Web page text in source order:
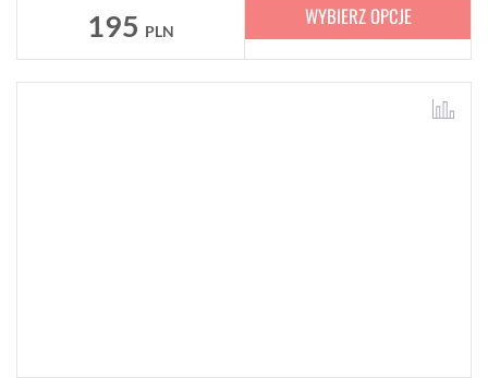
195 PLN
WYBIERZ OPCJE